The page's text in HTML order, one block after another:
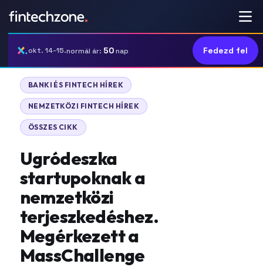
okt. 14-15.normál ár: 50nap Fedezd fel
BANKI ÉS FINTECH HÍREK
NEMZETKÖZI FINTECH HÍREK
ÖSSZES CIKK
Ugródeszka
startupoknak a
nemzetközi
terjeszkedéshez.
Megérkezett a
MassChallenge